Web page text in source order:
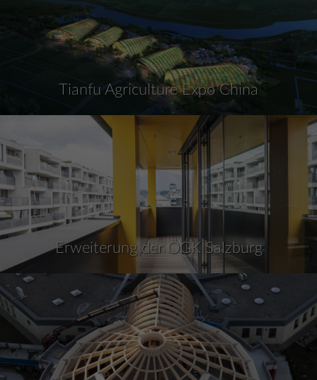
Tianfu Agriculture Expo China
Erweiterung der ÖGK Salzburg